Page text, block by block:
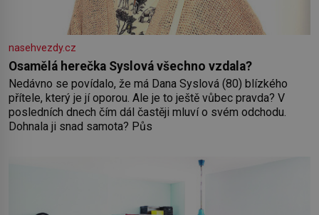
nasehvezdy.cz
Osamělá herečka Syslová všechno vzdala?
Nedávno se povídalo, že má Dana Syslová (80) blízkého
přítele, který je jí oporou. Ale je to ještě vůbec pravda? V
posledních dnech čím dál častěji mluví o svém odchodu.
Dohnala ji snad samota? Půs